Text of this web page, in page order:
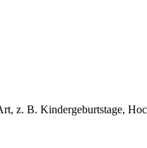
z. B. Kindergeburtstage,